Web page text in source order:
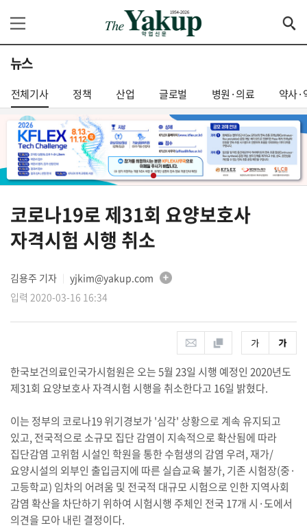
뉴스
전체기사 정책 산업 글로벌 병원·의료 약사·
코로나19로 제31회 요양보호사
자격시험 시행 취소
김용주 기자
yjkim@yakup.com
입력 2020-03-16 16:34
한국보건의료인국가시험원은 오는 5월 23일 시행 예정인 2020년도
제31회 요양보호사 자격시험 시행을 취소한다고 16일 밝혔다.
이는 정부의 코로나19 위기경보가 '심각' 상황으로 계속 유지되고
있고, 전국적으로 소규모 집단 감염이 지속적으로 확산됨에 따라
집단감염 고위험 시설인 학원을 통한 수험생의 감염 우려, 재가/
요양시설의 외부인 출입금지에 따른 실습교육 불가, 기존 시험장(중·
고등학교) 임차의 어려움 및 전국적 대규모 시험으로 인한 지역사회
감염 확산을 차단하기 위하여 시험시행 주체인 전국 17개 시·도에서
의견을 모아 내린 결정이다.